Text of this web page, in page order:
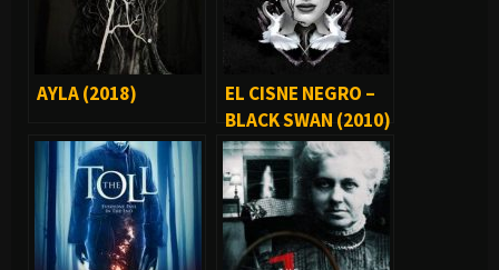
AYLA (2018)
EL CISNE NEGRO –
BLACK SWAN (2010)